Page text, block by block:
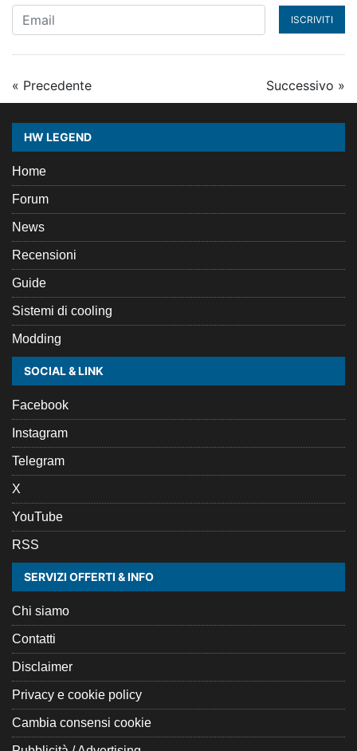
ISCRIVITI
« Precedente Successivo »
HW LEGEND
Home
Forum
News
Recensioni
Guide
Sistemi di cooling
Modding
SOCIAL & LINK
Facebook
Instagram
Telegram
X
YouTube
RSS
SERVIZI OFFERTI & INFO
Chi siamo
Contatti
Disclaimer
Privacy e cookie policy
Cambia consensi cookie